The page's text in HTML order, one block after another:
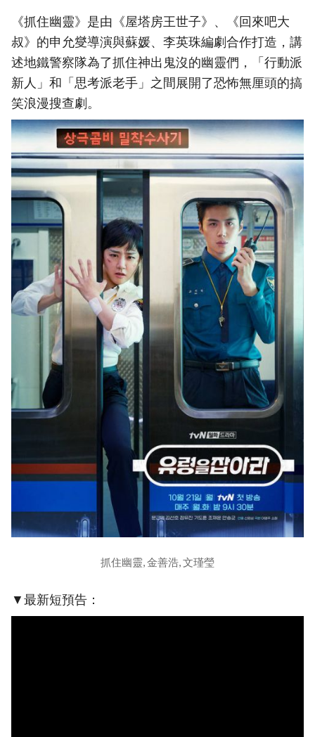
《抓住幽靈》是由《屋塔房王世子》、《回來吧大
叔》的申允燮導演與蘇媛、李英珠編劇合作打造，講
述地鐵警察隊為了抓住神出鬼沒的幽靈們，「行動派
新人」和「思考派老手」之間展開了恐怖無厘頭的搞
笑浪漫搜查劇。
抓住幽靈, 金善浩, 文瑾瑩
▼最新短預告：